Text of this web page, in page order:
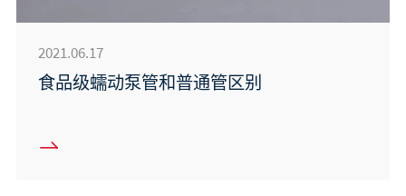
2021.06.17
食品级蠕动泵管和普通管区别